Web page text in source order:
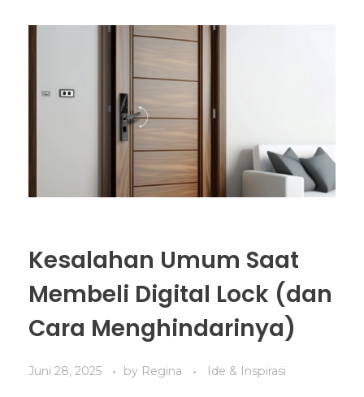
Kesalahan Umum Saat
Membeli Digital Lock (dan
Cara Menghindarinya)
Juni 28, 2025 by Regina Ide & Inspirasi